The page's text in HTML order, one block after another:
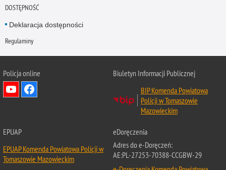
DOSTĘPNOŚĆ
Deklaracja dostępności
Regulaminy
Policja online
Biuletyn Informacji Publicznej
BIP Komenda Powiatowa
Policji w Tomaszowie
Mazowieckim
EPUAP
EPUAP Komenda Powiatowa Policji w
Tomaszowie Mazowieckim
eDoręczenia
Adres do e-Doręczeń:
AE:PL-27253-70388-CCGBW-29